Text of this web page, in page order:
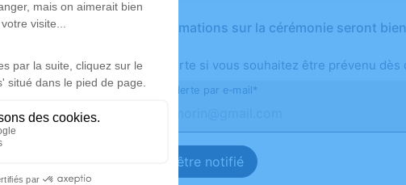
Les informations sur la cérémonie seront
Activez une alerte si vous souhaitez être prévenu
Recevoir une alerte par e-mail*
Je veux être notifié